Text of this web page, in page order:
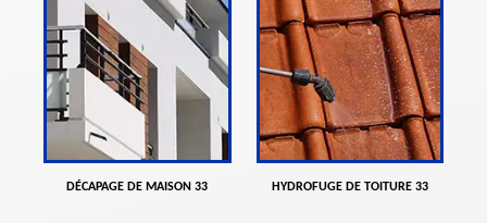
DÉCAPAGE DE MAISON 33 HYDROFUGE DE TOITURE 33